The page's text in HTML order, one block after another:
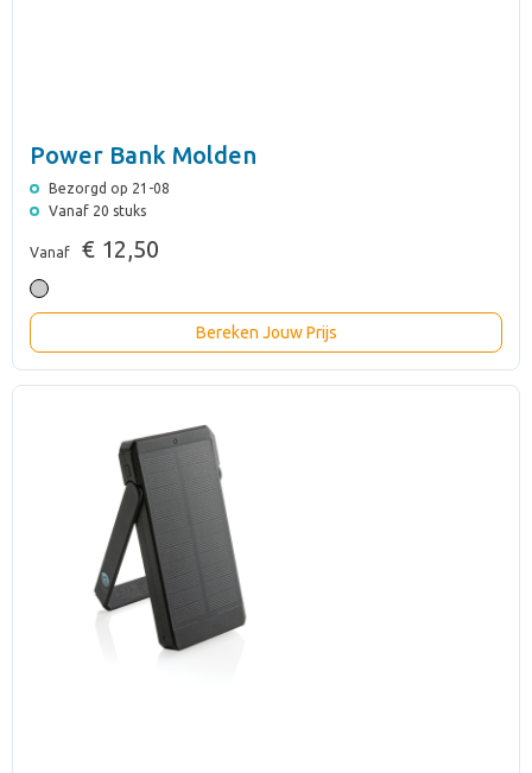
Power Bank Molden
Bezorgd op 21-08
Vanaf 20 stuks
Vanaf € 12,50
Bereken Jouw Prijs